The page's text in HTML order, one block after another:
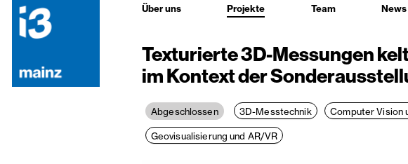
Über uns Projekte Team News
Texturierte 3D-Messungen
im Kontext der
Abgeschlossen 3D-Messtechnik Computer Vision
Geovisualisierung und AR/VR